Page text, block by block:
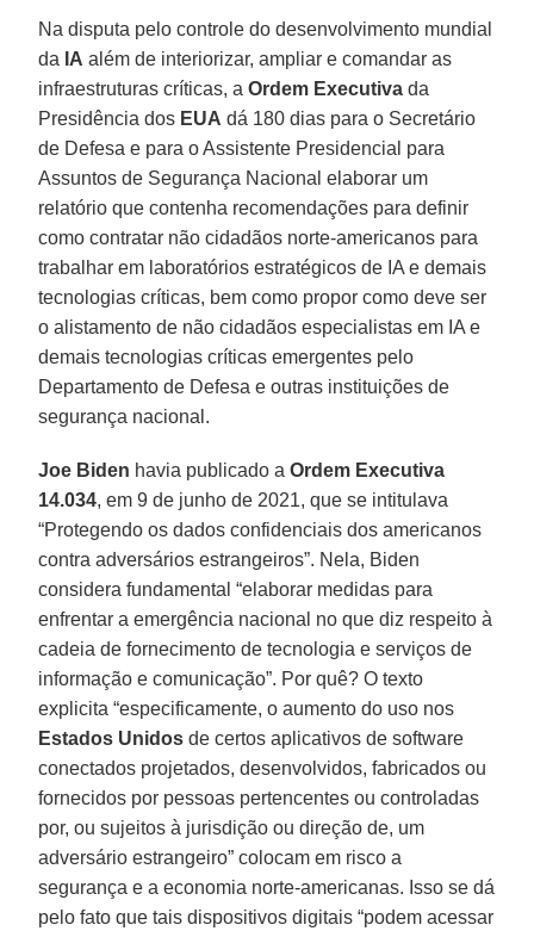
Na disputa pelo controle do desenvolvimento mundial
da IA além de interiorizar, ampliar e comandar as
infraestruturas críticas, aOrdem Executiva da
Presidência dos EUA dá 180 dias para o Secretário
de Defesa e para o Assistente Presidencial para
Assuntos de Segurança Nacional elaborar um
relatório que contenha recomendações para definir
como contratar não cidadãos norte-americanos para
trabalhar em laboratórios estratégicos de IA e demais
tecnologias críticas, bem como propor como deve ser
o alistamento de não cidadãos especialistas em IA e
demais tecnologias críticas emergentes pelo
Departamento de Defesa e outras instituições de
segurança nacional.
Joe Biden havia publicado aOrdem Executiva
14.034, em 9 de junho de 2021, que se intitulava
“Protegendo os dados confidenciais dos americanos
contra adversários estrangeiros”. Nela, Biden
considera fundamental “elaborar medidas para
enfrentar a emergência nacional no que diz respeito à
cadeia de fornecimento de tecnologia e serviços de
informação e comunicação”. Por quê? O texto
explicita “especificamente, o aumento do uso nos
Estados Unidos de certos aplicativos de software
conectados projetados, desenvolvidos, fabricados ou
fornecidos por pessoas pertencentes ou controladas
por, ou sujeitos à jurisdição ou direção de, um
adversário estrangeiro” colocam em risco a
segurança e a economia norte-americanas. Isso se dá
pelo fato que tais dispositivos digitais “podem acessar